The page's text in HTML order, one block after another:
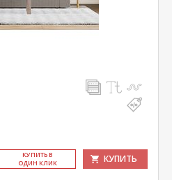
КУ­ПИТЬ В
ОДИН КЛИК
КУПИТЬ